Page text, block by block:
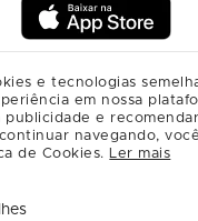
e tecnologias
em nossa
publicidade e
navegando,
de Cookies. Ler mais